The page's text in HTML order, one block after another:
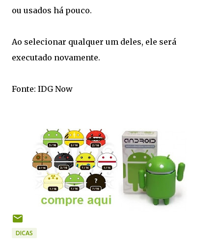
ou usados há pouco.
Ao selecionar qualquer um deles, ele será
executado novamente.
Fonte: IDG Now
DICAS